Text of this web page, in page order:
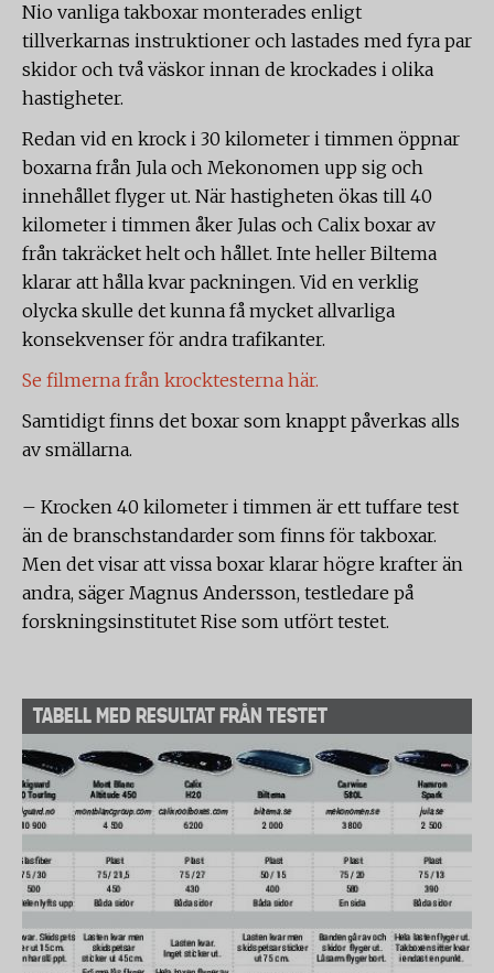
Nio vanliga takboxar monterades enligt
tillverkarnas instruktioner och lastades med fyra par
skidor och två väskor innan de krockades i olika
hastigheter.
Redan vid en krock i 30 kilometer i timmen öppnar
boxarna från Jula och Mekonomen upp sig och
innehållet flyger ut. När hastigheten ökas till 40
kilometer i timmen åker Julas och Calix boxar av
från takräcket helt och hållet. Inte heller Biltema
klarar att hålla kvar packningen. Vid en verklig
olycka skulle det kunna få mycket allvarliga
konsekvenser för andra trafikanter.
Se filmerna från krocktesterna här.
Samtidigt finns det boxar som knappt påverkas alls
av smällarna.
– Krocken 40 kilometer i timmen är ett tuffare test
än de branschstandarder som finns för takboxar.
Men det visar att vissa boxar klarar högre krafter än
andra, säger Magnus Andersson, testledare på
forskningsinstitutet Rise som utfört testet.
TABELL MED RESULTAT FRÅN TESTET